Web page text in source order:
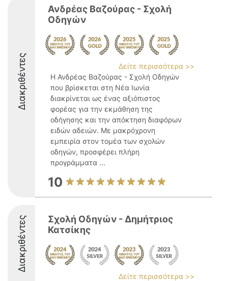
Διακριθέντες
Ανδρέας Βαζούρας - Σχολή
Οδηγών
Δείτε περισσότερα >>
Η Ανδρέας Βαζούρας - Σχολή Οδηγών
που βρίσκεται στη Νέα Ιωνία
διακρίνεται ως ένας αξιόπιστος
φορέας για την εκμάθηση της
οδήγησης και την απόκτηση διαφόρων
ειδών αδειών. Με μακρόχρονη
εμπειρία στον τομέα των σχολών
οδηγών, προσφέρει πλήρη
προγράμματα ...
10
Διακριθέντες
Σχολή Οδηγών - Δημήτριος
Κατσίκης
Δείτε περισσότερα >>